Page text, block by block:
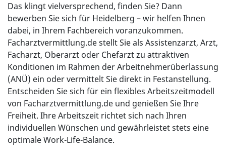
Das klingt vielversprechend, finden Sie? Dann
bewerben Sie sich für Heidelberg – wir helfen Ihnen
dabei, in Ihrem Fachbereich voranzukommen.
Facharztvermittlung.de stellt Sie als Assistenzarzt, Arzt,
Facharzt, Oberarzt oder Chefarzt zu attraktiven
Konditionen im Rahmen der Arbeitnehmerüberlassung
(ANÜ) ein oder vermittelt Sie direkt in Festanstellung.
Entscheiden Sie sich für ein flexibles Arbeitszeitmodell
von Facharztvermittlung.de und genießen Sie Ihre
Freiheit. Ihre Arbeitszeit richtet sich nach Ihren
individuellen Wünschen und gewährleistet stets eine
optimale Work-Life-Balance.